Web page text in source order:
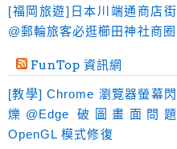
硬碟工具 (64)
系統工具 (242)
(188)
翻譯軟體 (3)
[福岡旅遊]日本川端通商店街
@郵輪旅客必逛櫛田神社商圈
FunTop 資訊網
[教學] Chrome 瀏覽器螢幕閃
爍@Edge 破圖畫面問題
OpenGL 模式修復